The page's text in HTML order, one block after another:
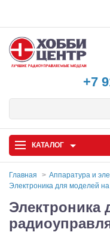
+7
КАТАЛОГ
Запчасти и аксессуары
Главная
Аппаратура и
Электроника для моделей
Электроника